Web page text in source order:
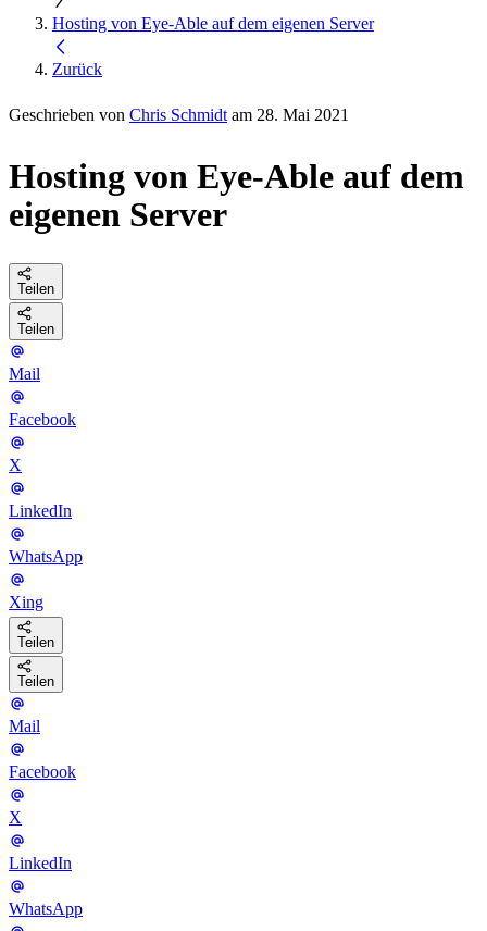
Hosting von Eye-Able auf dem eigenen Server
Zurück
Geschrieben von Chris Schmidt am 28. Mai 2021
Hosting von Eye-Able auf dem
eigenen Server
Teilen
Teilen
Mail
Facebook
X
LinkedIn
WhatsApp
Xing
Teilen
Teilen
Mail
Facebook
X
LinkedIn
WhatsApp